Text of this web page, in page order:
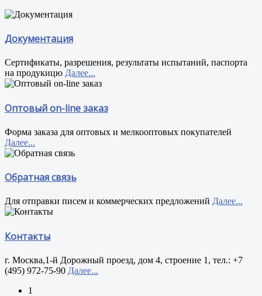
Документация
Сертификаты, разрешения, результаты испытаний, паспорта
на продукицю Далее...
Оптовый on-line заказ
Форма заказа для оптовых и мелкооптовых покупателей
Далее...
Обратная связь
Для отправки писем и коммерческих предложений Далее...
Контакты
г. Москва,1-й Дорожный проезд, дом 4, строение 1, тел.: +7
(495) 972-75-90 Далее...
1